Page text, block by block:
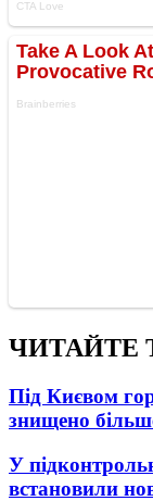
ЧИТАЙТЕ
Під Києвом
знищено
У
встановили